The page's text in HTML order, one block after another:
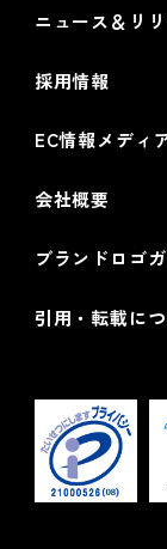
ニュース＆リ
採用情報
EC情報メディ
会社概要
ブランドロゴ
引用・転載に